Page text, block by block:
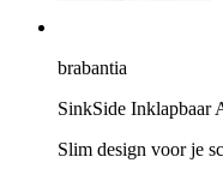
brabantia
SinkSide Inklapbaar
Slim design voor je